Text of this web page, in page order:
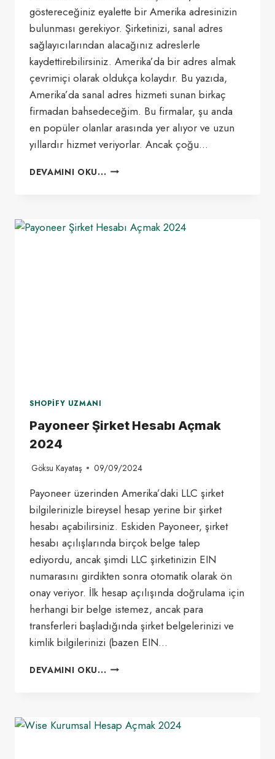
göstereceğiniz eyalette bir Amerika adresinizin
bulunması gerekiyor. Şirketinizi, sanal adres
sağlayıcılarından alacağınız adreslerle
kaydettirebilirsiniz. Amerika’da bir adres almak
çevrimiçi olarak oldukça kolaydır. Bu yazıda,
Amerika’da sanal adres hizmeti sunan birkaç
firmadan bahsedeceğim. Bu firmalar, şu anda
en popüler olanlar arasında yer alıyor ve uzun
yıllardır hizmet veriyorlar. Ancak çoğu…
DEVAMINI OKU... AMERIKA’DA
FIRMALARDAN
AMERIKA
SHOPIFY UZMANI
Payoneer Şirket Hesabı Açmak
2024
Göksu Kayataş 09/09/2024
Payoneer üzerinden Amerika’daki LLC şirket
bilgilerinizle bireysel hesap yerine bir şirket
hesabı açabilirsiniz. Eskiden Payoneer, şirket
hesabı açılışlarında birçok belge talep
ediyordu, ancak şimdi LLC şirketinizin EIN
numarasını girdikten sonra otomatik olarak ön
onay veriyor. İlk hesap açılışında doğrulama için
herhangi bir belge istemez, ancak para
transferleri başladığında şirket belgelerinizi ve
kimlik bilgilerinizi (bazen EIN…
DEVAMINI OKU... PAYONEER
2024